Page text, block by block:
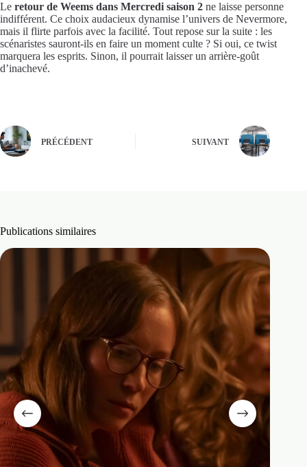
Le retour de Weems dans Mercredi saison 2 ne laisse personne
indifférent. Ce choix audacieux dynamise l’univers de Nevermore,
mais il flirte parfois avec la facilité. Tout repose sur la suite : les
scénaristes sauront-ils en faire un moment culte ? Si oui, ce twist
marquera les esprits. Sinon, il pourrait laisser un arrière-goût
d’inachevé.
PRÉCÉDENT SUIVANT
Publications similaires